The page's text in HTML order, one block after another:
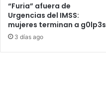
“Furia” afuera de
Urgencias del IMSS:
mujeres terminan a g0lp3s
3 días ago